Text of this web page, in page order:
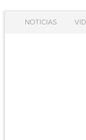
NOTICIAS